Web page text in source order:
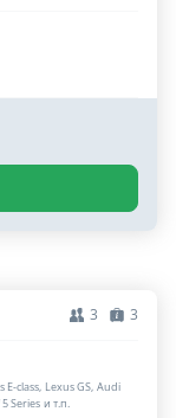
3 3
E-class, Lexus GS, Audi
Series и т.п.